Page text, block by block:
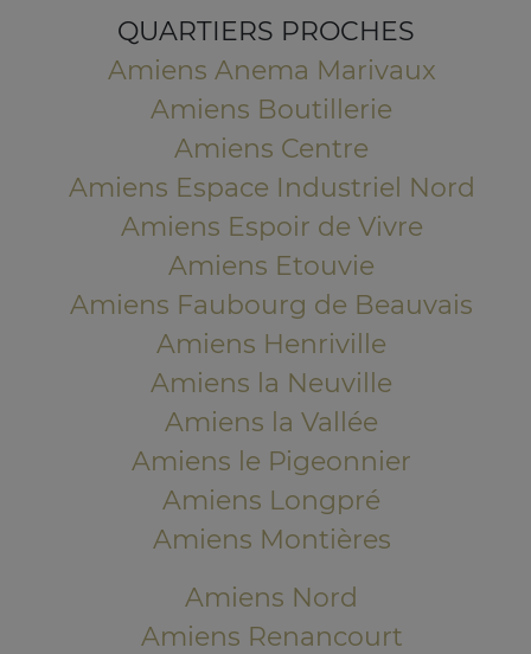
QUARTIERS PROCHES
Amiens Anema Marivaux
Amiens Boutillerie
Amiens Centre
Amiens Espace Industriel Nord
Amiens Espoir de Vivre
Amiens Etouvie
Amiens Faubourg de Beauvais
Amiens Henriville
Amiens la Neuville
Amiens la Vallée
Amiens le Pigeonnier
Amiens Longpré
Amiens Montières
Amiens Nord
Amiens Renancourt